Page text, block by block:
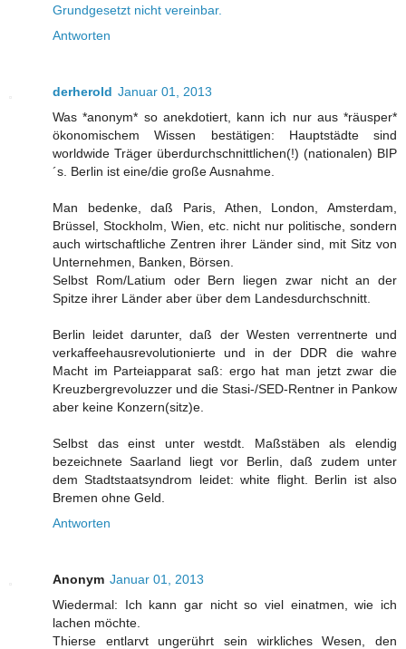
Grundgesetzt nicht vereinbar.
Antworten
derherold Januar 01, 2013
Was *anonym* so anekdotiert, kann ich nur aus *räusper*
ökonomischem Wissen bestätigen: Hauptstädte sind
worldwide Träger überdurchschnittlichen(!) (nationalen) BIP
´s. Berlin ist eine/die große Ausnahme.
Man bedenke, daß Paris, Athen, London, Amsterdam,
Brüssel, Stockholm, Wien, etc. nicht nur politische, sondern
auch wirtschaftliche Zentren ihrer Länder sind, mit Sitz von
Unternehmen, Banken, Börsen.
Selbst Rom/Latium oder Bern liegen zwar nicht an der
Spitze ihrer Länder aber über dem Landesdurchschnitt.
Berlin leidet darunter, daß der Westen verrentnerte und
verkaffeehausrevolutionierte und in der DDR die wahre
Macht im Parteiapparat saß: ergo hat man jetzt zwar die
Kreuzbergrevoluzzer und die Stasi-/SED-Rentner in Pankow
aber keine Konzern(sitz)e.
Selbst das einst unter westdt. Maßstäben als elendig
bezeichnete Saarland liegt vor Berlin, daß zudem unter
dem Stadtstaatsyndrom leidet: white flight. Berlin ist also
Bremen ohne Geld.
Antworten
Anonym Januar 01, 2013
Wiedermal: Ich kann gar nicht so viel einatmen, wie ich
lachen möchte.
Thierse entlarvt ungerührt sein wirkliches Wesen, den